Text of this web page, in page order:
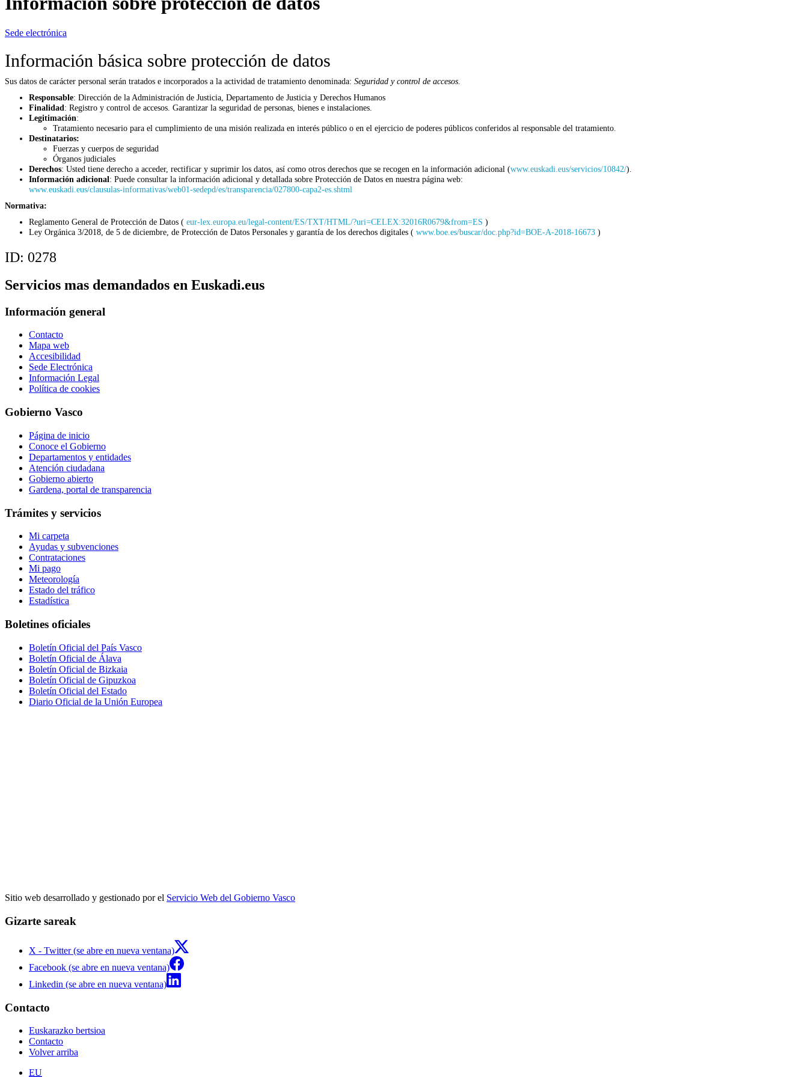
Sede electrónica
Información básica sobre protección de datos
Sus datos de carácter personal serán tratados e incorporados a la actividad de tratamiento denominada: Seguridad y control de accesos
Responsable: Dirección de la Administración de Justicia, Departamento de Justicia y Derechos Humanos
Finalidad: Registro y control de accesos. Garantizar la seguridad de personas, bienes e instalaciones.
Legitimación:
Tratamiento necesario para el cumplimiento de una misión realizada en interés público o en el ejercicio de poderes públicos conferidos al responsable del tratamiento.
Destinatarios:
Fuerzas y cuerpos de seguridad
Órganos judiciales
Derechos: Usted tiene derecho a acceder, rectificar y suprimir los datos, así como otros derechos que se recogen en la información adicional (www.euskadi.eus/servicios/10842/).
Información adicional: Puede consultar la información adicional y detallada sobre Protección de Datos en nuestra página web:
www.euskadi.eus/clausulas-informativas/web01-sedepd/es/transparencia/027800-capa2-es.shtml
Normativa:
Reglamento General de Protección de Datos ( eur-lex.europa.eu/legal-content/ES/TXT/HTML/?uri=CELEX:32016R0679&from=ES )
Ley Orgánica 3/2018, de 5 de diciembre, de Protección de Datos Personales y garantía de los derechos digitales ( www.boe.es/buscar/doc.php?id=BOE-A-2018-16673 )
ID: 0278
Servicios mas demandados en Euskadi.eus
Información general
Contacto
Mapa web
Accesibilidad
Sede Electrónica
Información Legal
Política de cookies
Gobierno Vasco
Página de inicio
Conoce el Gobierno
Departamentos y entidades
Atención ciudadana
Gobierno abierto
Gardena, portal de transparencia
Trámites y servicios
Mi carpeta
Ayudas y subvenciones
Contrataciones
Mi pago
Meteorología
Estado del tráfico
Estadística
Boletines oficiales
Boletín Oficial del País Vasco
Boletín Oficial de Álava
Boletín Oficial de Bizkaia
Boletín Oficial de Gipuzkoa
Boletín Oficial del Estado
Diario Oficial de la Unión Europea
Sitio web desarrollado y gestionado por el Servicio Web del Gobierno Vasco
Gizarte sareak
X - Twitter (se abre en nueva ventana)
Facebook (se abre en nueva ventana)
Linkedin (se abre en nueva ventana)
Contacto
Euskarazko bertsioa
Contacto
Volver arriba
EU